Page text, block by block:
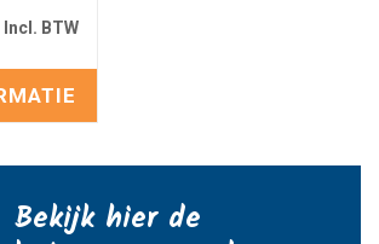
Bekijk hier de